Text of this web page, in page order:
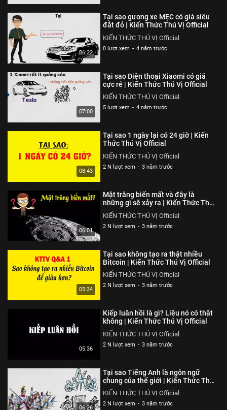
05:28
Tại sao khi ngủ chúng ta lại mơ?
Giấc mơ là gì?
KIẾN THỨC THÚ VỊ Official
6 N lượt xem - 5 năm trước
04:58
Rượu làm chúng ta say như thế
nào? Hiểu rõ trong 5 phút
KIẾN THỨC THÚ VỊ Official
6 N lượt xem - 5 năm trước
05:45
Vén màn sự thật EduNetwork có
phải đa cấp lừa đảo?
KIẾN THỨC THÚ VỊ Official
6 N lượt xem - 5 năm trước
05:08
Tại sao cấm lô đề mà tổ chức
chơi xổ số?
KIẾN THỨC THÚ VỊ Official
6 N lượt xem - 5 năm trước
05:13
8 Điều để trở thành Chàng trai
chuẩn soái ca
KIẾN THỨC THÚ VỊ Official
6 N lượt xem - 5 năm trước
05:30
Tại sao uống Bò húc & Cà phê lại
bị mất ngủ?
KIẾN THỨC THÚ VỊ Official
6 N lượt xem - 5 năm trước
05:46
Cách phân biệt Dự án kiếm tiền
Đa cấp Lừa đảo cực dễ
KIẾN THỨC THÚ VỊ Official
6 N lượt xem - 5 năm trước
06:22
Tại sao gương xe MẸC có giá siêu
đắt đỏ | Kiến Thức Thú Vị Official
KIẾN THỨC THÚ VỊ Official
0 lượt xem - 4 năm trước
07:00
Tại sao Điện thoại Xiaomi có giá
cực rẻ | Kiến Thức Thú Vị Official
KIẾN THỨC THÚ VỊ Official
5 lượt xem - 4 năm trước
08:43
Tại sao 1 ngày lại có 24 giờ | Kiến
Thức Thú Vị Official
KIẾN THỨC THÚ VỊ Official
2 N lượt xem - 3 năm trước
06:01
Mặt trăng biến mất và đây là
những gì sẽ xảy ra | Kiến Thức Thú
Vị Official
KIẾN THỨC THÚ VỊ Official
2 N lượt xem - 3 năm trước
05:34
Tại sao không tạo ra thật nhiều
Bitcoin | Kiến Thức Thú Vị Official
KIẾN THỨC THÚ VỊ Official
2 N lượt xem - 3 năm trước
05:36
Kiếp luân hồi là gì? Liệu nó có thật
không | Kiến Thức Thú Vị Official
KIẾN THỨC THÚ VỊ Official
2 N lượt xem - 3 năm trước
06:26
Tại sao Tiếng Anh là ngôn ngữ
chung của thế giới | Kiến Thức Thú
Vị Official
KIẾN THỨC THÚ VỊ Official
2 N lượt xem - 3 năm trước